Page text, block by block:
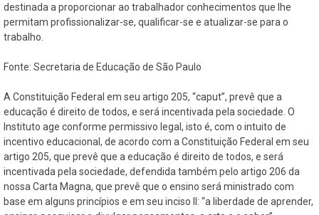
destinada a proporcionar ao trabalhador conhecimentos que lhe
permitam profissionalizar-se, qualificar-se e atualizar-se para o
trabalho.
Fonte: Secretaria de Educação de São Paulo
A Constituição Federal em seu artigo 205, “caput”, prevê que a
educação é direito de todos, e será incentivada pela sociedade. O
Instituto age conforme permissivo legal, isto é, com o intuito de
incentivo educacional, de acordo com a Constituição Federal em seu
artigo 205, que prevê que a educação é direito de todos, e será
incentivada pela sociedade, defendida também pelo artigo 206 da
nossa Carta Magna, que prevê que o ensino será ministrado com
base em alguns princípios e em seu inciso II: “a liberdade de aprender,